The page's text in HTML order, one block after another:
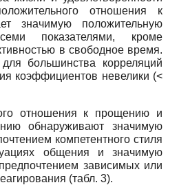
отношения к
значимую положительную
показателями, кроме
в свободное время.
большинства корреляций
коэффициентов невелики (<
отношения к прощению и
обнаруживают значимую
компетентного стиля
общения и значимую
зависимых или
(табл. 3).